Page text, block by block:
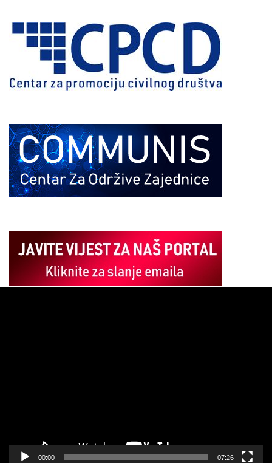
00:00 07:26